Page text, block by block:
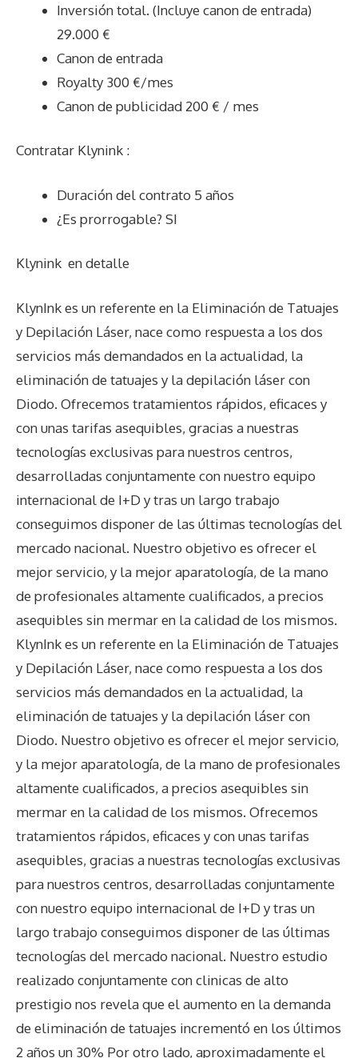
Inversión total. (Incluye canon de entrada)
29.000 €
Canon de entrada
Royalty 300 €/mes
Canon de publicidad 200 € / mes
Contratar Klynink :
Duración del contrato 5 años
¿Es prorrogable? SI
Klynink en detalle
KlynInk es un referente en la Eliminación de Tatuajes
y Depilación Láser, nace como respuesta a los dos
servicios más demandados en la actualidad, la
eliminación de tatuajes y la depilación láser con
Diodo. Ofrecemos tratamientos rápidos, eficaces y
con unas tarifas asequibles, gracias a nuestras
tecnologías exclusivas para nuestros centros,
desarrolladas conjuntamente con nuestro equipo
internacional de I+D y tras un largo trabajo
conseguimos disponer de las últimas tecnologías del
mercado nacional. Nuestro objetivo es ofrecer el
mejor servicio, y la mejor aparatología, de la mano
de profesionales altamente cualificados, a precios
asequibles sin mermar en la calidad de los mismos.
KlynInk es un referente en la Eliminación de Tatuajes
y Depilación Láser, nace como respuesta a los dos
servicios más demandados en la actualidad, la
eliminación de tatuajes y la depilación láser con
Diodo. Nuestro objetivo es ofrecer el mejor servicio,
y la mejor aparatología, de la mano de profesionales
altamente cualificados, a precios asequibles sin
mermar en la calidad de los mismos. Ofrecemos
tratamientos rápidos, eficaces y con unas tarifas
asequibles, gracias a nuestras tecnologías exclusivas
para nuestros centros, desarrolladas conjuntamente
con nuestro equipo internacional de I+D y tras un
largo trabajo conseguimos disponer de las últimas
tecnologías del mercado nacional. Nuestro estudio
realizado conjuntamente con clinicas de alto
prestigio nos revela que el aumento en la demanda
de eliminación de tatuajes incrementó en los últimos
2 años un 30% Por otro lado, aproximadamente el